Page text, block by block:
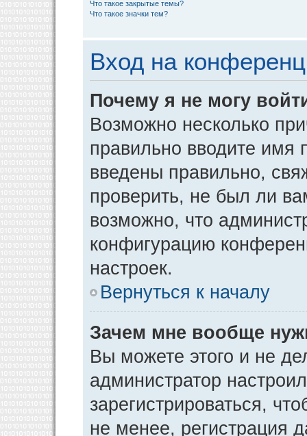
Что такое закрытые темы?
Что такое значки тем?
Вход на
Почему я не могу
Возможно несколько
правильно вводите имя
введены правильно,
проверить, не был ли
возможно, что
конфигурацию
настроек.
Вернуться к началу
Зачем мне вообще
Вы можете этого и не
администратор
зарегистрироваться,
не менее, регистрация